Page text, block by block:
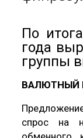
По
года
группы
ВАЛЮТНЫЙ
спрос на